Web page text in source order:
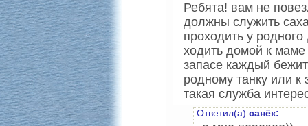
Ребята! вам не
должны служить
проходить у
ходить домой к маме
запасе каждый
родному танку или к
такая служба
Ответил(а) санёк: